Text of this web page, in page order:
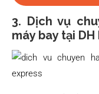
3. Dịch vụ
máy bay tại DH